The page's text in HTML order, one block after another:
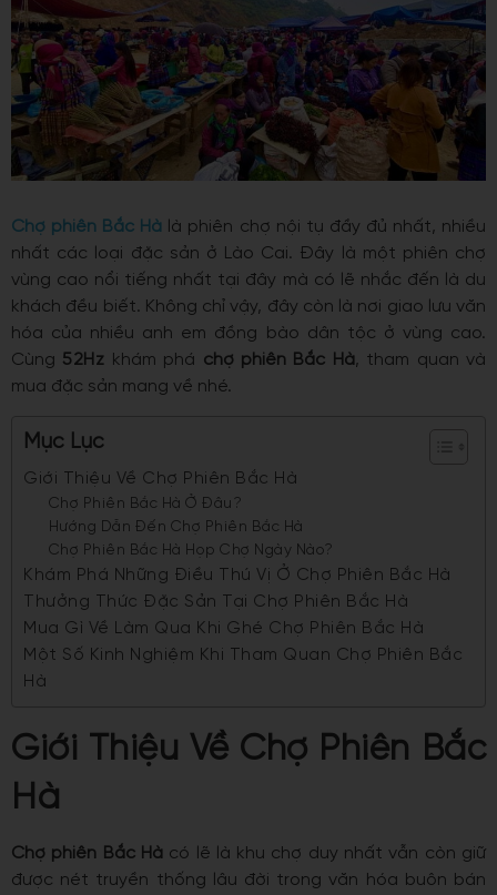
Chợ phiên Bắc Hà là phiên chợ nội tụ đầy đủ nhất, nhiều
nhất các loại đặc sản ở Lào Cai. Đây là một phiên chợ
vùng cao nổi tiếng nhất tại đây mà có lẽ nhắc đến là du
khách đều biết. Không chỉ vậy, đây còn là nơi giao lưu văn
hóa của nhiều anh em đồng bào dân tộc ở vùng cao.
Cùng 52Hz khám phá chợ phiên Bắc Hà, tham quan và
mua đặc sản mang về nhé.
Mục Lục
Giới Thiệu Về Chợ Phiên Bắc Hà
Chợ Phiên Bắc Hà Ở Đâu?
Hướng Dẫn Đến Chợ Phiên Bắc Hà
Chợ Phiên Bắc Hà Họp Chợ Ngày Nào?
Khám Phá Những Điều Thú Vị Ở Chợ Phiên Bắc Hà
Thưởng Thức Đặc Sản Tại Chợ Phiên Bắc Hà
Mua Gì Về Làm Qua Khi Ghé Chợ Phiên Bắc Hà
Một Số Kinh Nghiệm Khi Tham Quan Chợ Phiên Bắc
Hà
Giới Thiệu Về Chợ Phiên Bắc
Hà
Chợ phiên Bắc Hàcó lẽ là khu chợ duy nhất vẫn còn giữ
được nét truyền thống lâu đời trong văn hóa buôn bán